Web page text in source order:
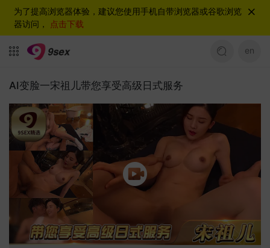
为了提高浏览器体验，建议您使用手机自带浏览器或谷歌浏览
器访问， 点击下载
en
AI变脸一宋祖儿带您享受高级日式服务